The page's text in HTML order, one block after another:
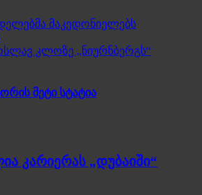
მაკედონიელებს
კლოზე „ნიურნბერგს“
მეტი სტატია
კარიერას „დუბაიში“